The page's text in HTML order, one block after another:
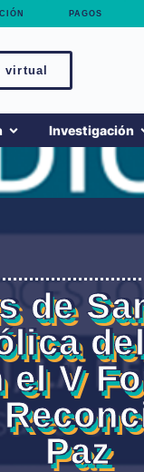
PAGOS
virtual
Investigación
de
el V
Paz